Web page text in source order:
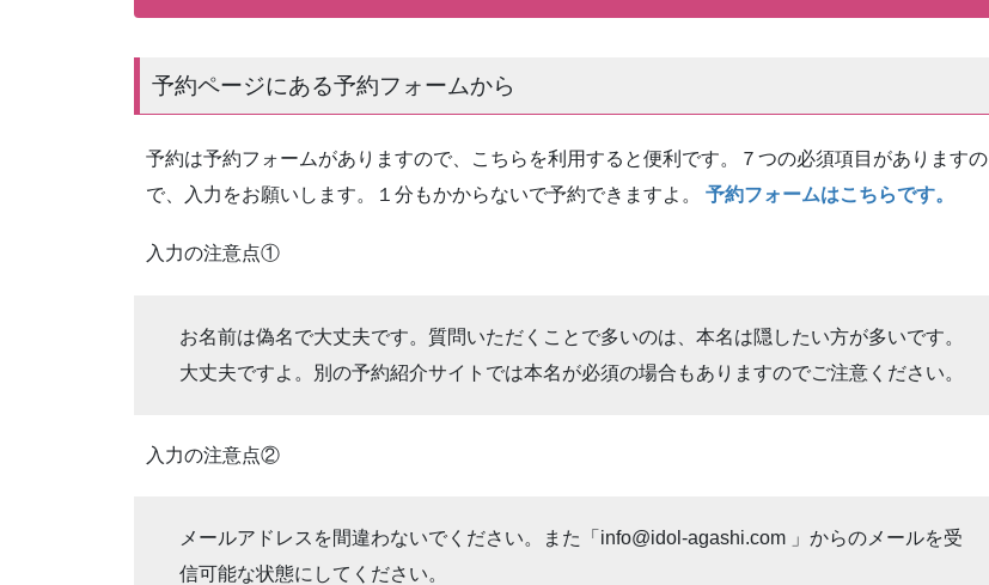
予約ページにある予約フォームから
予約は予約フォームがありますので、こちらを利用すると便利です。７つの必須項目がありますの
で、入力をお願いします。１分もかからないで予約できますよ。 予約フォームはこちらです。
入力の注意点①
お名前は偽名で大丈夫です。質問いただくことで多いのは、本名は隠したい方が多いです。
大丈夫ですよ。別の予約紹介サイトでは本名が必須の場合もありますのでご注意ください。
入力の注意点②
メールアドレスを間違わないでください。また「info@idol-agashi.com 」からのメールを受
信可能な状態にしてください。